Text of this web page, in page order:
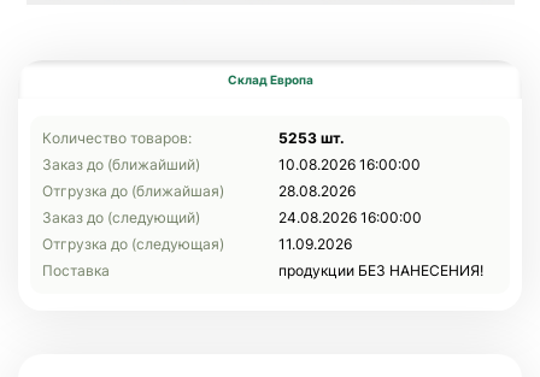
Склад Европа
Количество товаров:
5253 шт.
Заказ до (ближайший)
10.08.2026 16:00:00
Отгрузка до (ближайшая)
28.08.2026
Заказ до (следующий)
24.08.2026 16:00:00
Отгрузка до (следующая)
11.09.2026
Поставка
продукции БЕЗ НАНЕСЕНИЯ!